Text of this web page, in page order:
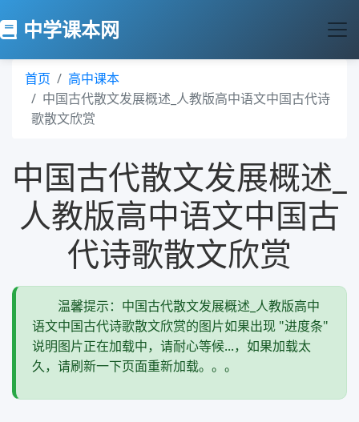
中学课本网
首页
高中课本
中国古代散文发展概述_人教版高中语文中国古代诗
歌散文欣赏
中国古代散文发展概述_
人教版高中语文中国古
代诗歌散文欣赏
温馨提示：中国古代散文发展概述_人教版高中
语文中国古代诗歌散文欣赏的图片如果出现 "进度条"
说明图片正在加载中，请耐心等候...，如果加载太
久，请刷新一下页面重新加载。。。